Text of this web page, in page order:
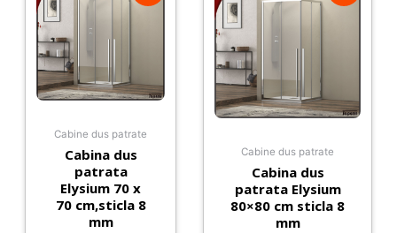
Cabine dus patrate
Cabina dus
patrata
Elysium 70 x
70 cm,sticla 8
mm
Cabine dus patrate
Cabina dus
patrata Elysium
80×80 cm sticla 8
mm